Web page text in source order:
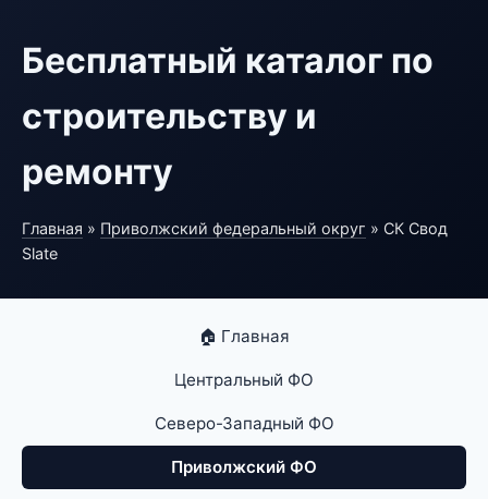
Бесплатный каталог по
строительству и
ремонту
Главная » Приволжский федеральный округ » СК Свод
Slate
🏠 Главная
Центральный ФО
Северо-Западный ФО
Приволжский ФО